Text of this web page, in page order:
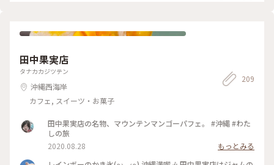
田中果実店
タナカカジツテン
沖縄西海岸
カフェ, スイーツ・お菓子
209
田中果実店の名物、マウンテンマンゴーパフェ。 #沖縄 #わた
しの旅
2020.08.28
もっとみる